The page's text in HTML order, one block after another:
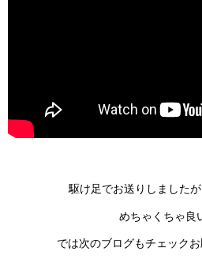
駆け足でお送りしましたが
めちゃくちゃ良
では次のブログもチェックお